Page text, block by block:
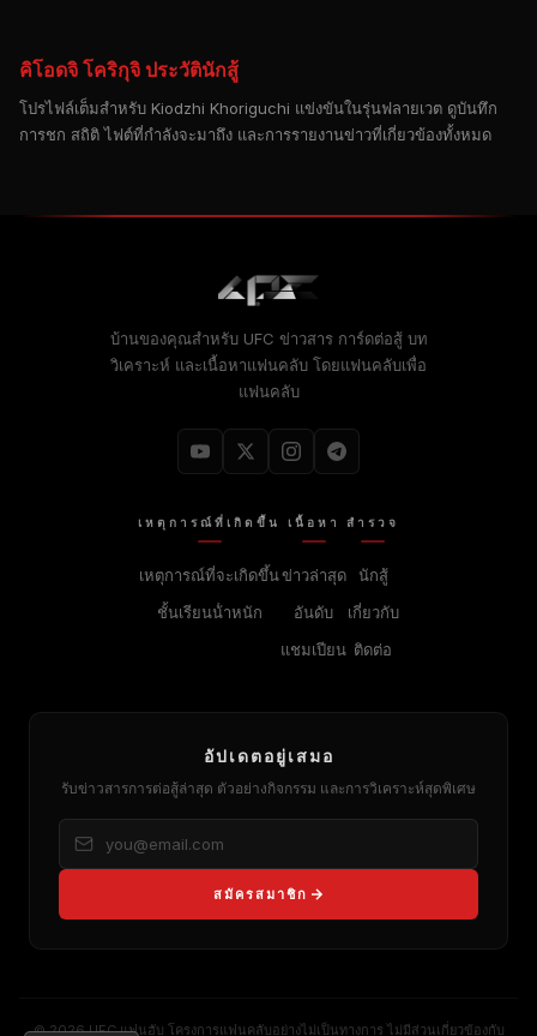
คิโอดจิ โคริกุจิ ประวัตินักสู้
โปรไฟล์เต็มสําหรับ Kiodzhi Khoriguchi แข่งขันในรุ่นฟลายเวต ดูบันทึก
การชก สถิติ ไฟต์ที่กําลังจะมาถึง และการรายงานข่าวที่เกี่ยวข้องทั้งหมด
บ้านของคุณสําหรับ UFC ข่าวสาร การ์ดต่อสู้ บท
วิเคราะห์ และเนื้อหาแฟนคลับ โดยแฟนคลับเพื่อ
แฟนคลับ
เหตุการณ์ที่เกิดขึ้น
เหตุการณ์ที่จะเกิดขึ้น
ชั้นเรียนน้ําหนัก
เนื้อหา
ข่าวล่าสุด
อันดับ
แชมเปียน
สํารวจ
นักสู้
เกี่ยวกับ
ติดต่อ
อัปเดตอยู่เสมอ
รับข่าวสารการต่อสู้ล่าสุด ตัวอย่างกิจกรรม และการวิเคราะห์สุดพิเศษ
สมัครสมาชิก
© 2026UFCแฟนฮับ โครงการแฟนคลับอย่างไม่เป็นทางการ ไม่มีส่วนเกี่ยวข้องกับ